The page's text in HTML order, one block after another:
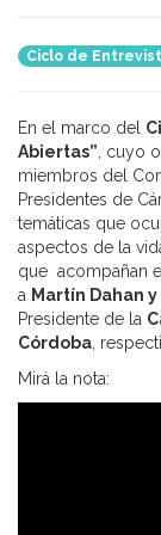
Ciclo de
En el marco del
Abiertas” , cuyo
miembros del
Presidentes de
temáticas que
aspectos de la
que acompañan
a Martín Dahan
Presidente de la
Córdoba ,
Mirá la nota: